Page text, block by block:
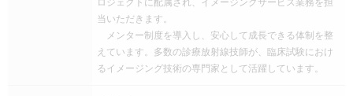
当いただきます。
メンター制度を導入し、安心して成長できる体制を整
えています。多数の診療放射線技師が、臨床試験におけ
るイメージング技術の専門家として活躍しています。